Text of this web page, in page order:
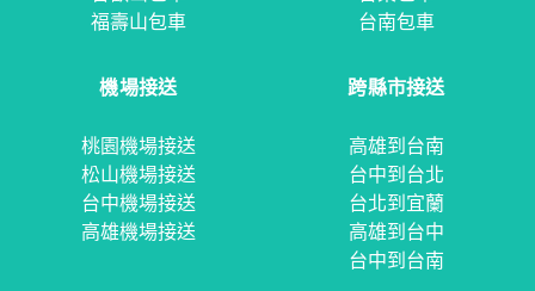
福壽山包車
台南包車
機場接送
桃園機場接送
松山機場接送
台中機場接送
高雄機場接送
跨縣市接送
高雄到台南
台中到台北
台北到宜蘭
高雄到台中
台中到台南